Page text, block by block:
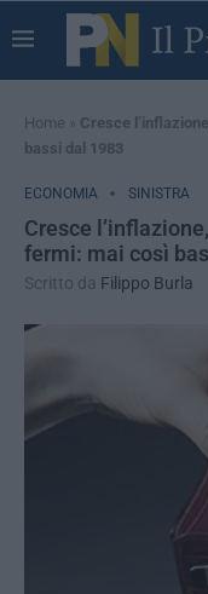
Home » Cresce
bassi dal 1983
ECONOMIA SINISTRA
Cresce
fermi: mai così
Scritto da Filippo Burla